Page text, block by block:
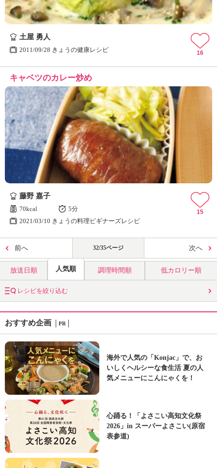
土屋 勇人
2011/09/28 きょうの健康レシピ 16
キャベツのカレー炒め
藤野 嘉子
70kcal
5分
2021/03/10 きょうの料理ビギナーズレシピ
15
前へ 32/35ページ 次へ
放送日順 人気順 調理時間順 低カロリー順
レシピを絞り込む
おすすめ企画 PR
海外で人気の「Konjac」で、お
いしくヘルシーな食生活 夏の人
気メニューにこんにゃくを！
心踊る！「よさこい高知文化祭
2026」in スーパーよさこい(原宿
表参道)